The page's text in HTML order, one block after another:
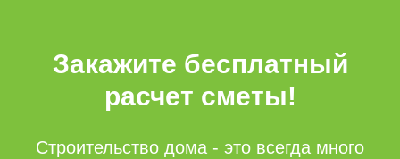
Закажите бесплатный
расчет сметы!
Строительство дома - это всегда много